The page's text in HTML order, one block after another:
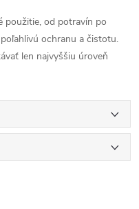
použitie, od potravín po
ochranu a čistotu.
len najvyššiu úroveň